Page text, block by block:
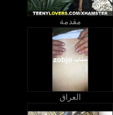
مقدمة
العراق